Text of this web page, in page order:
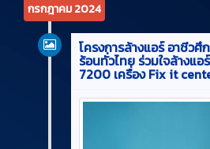
กรกฎาคม 2024
โครงการล้างแอร์ อาชีวศึ
ร้อนทั่วไทย ร่วมใจล้างแอ
7200 เครื่อง Fix it